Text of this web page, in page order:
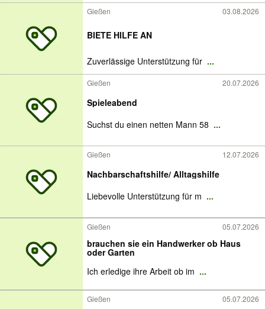
Gießen 03.08.2026
BIETE HILFE AN
Zuverlässige Unterstützung für ...
Gießen 20.07.2026
Spieleabend
Suchst du einen netten Mann 58 ...
Gießen 12.07.2026
Nachbarschaftshilfe/ Alltagshilfe
Liebevolle Unterstützung für m ...
Gießen 05.07.2026
brauchen sie ein Handwerker ob Haus
oder Garten
Ich erledige ihre Arbeit ob im ...
Gießen 05.07.2026